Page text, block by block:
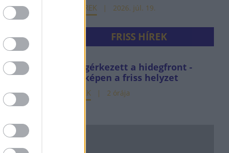
HÍREK 2026. júl. 19.
FRISS HÍREK
Megérkezett a hidegfront -
térképen a friss helyzet
HÍREK 2 órája